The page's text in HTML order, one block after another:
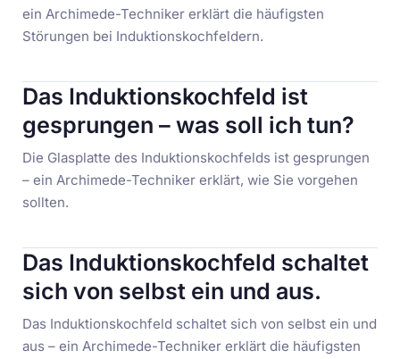
ein Archimede-Techniker erklärt die häufigsten
Störungen bei Induktionskochfeldern.
Das Induktionskochfeld ist
gesprungen – was soll ich tun?
Die Glasplatte des Induktionskochfelds ist gesprungen
– ein Archimede-Techniker erklärt, wie Sie vorgehen
sollten.
Das Induktionskochfeld schaltet
sich von selbst ein und aus.
Das Induktionskochfeld schaltet sich von selbst ein und
aus – ein Archimede-Techniker erklärt die häufigsten